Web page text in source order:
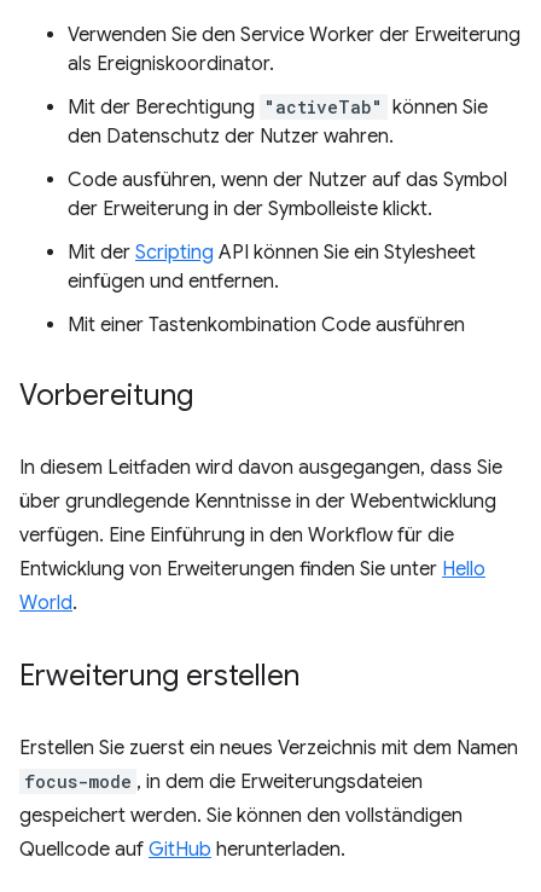
Verwenden Sie den Service Worker der Erweiterung
als Ereigniskoordinator.
Mit der Berechtigung "activeTab" können Sie
den Datenschutz der Nutzer wahren.
Code ausführen, wenn der Nutzer auf das Symbol
der Erweiterung in der Symbolleiste klickt.
Mit der Scripting API können Sie ein Stylesheet
einfügen und entfernen.
Mit einer Tastenkombination Code ausführen
Vorbereitung
In diesem Leitfaden wird davon ausgegangen, dass Sie
über grundlegende Kenntnisse in der Webentwicklung
verfügen. Eine Einführung in den Workflow für die
Entwicklung von Erweiterungen finden Sie unter Hello
World.
Erweiterung erstellen
Erstellen Sie zuerst ein neues Verzeichnis mit dem Namen
focus-mode , in dem die Erweiterungsdateien
gespeichert werden. Sie können den vollständigen
Quellcode auf GitHub herunterladen.